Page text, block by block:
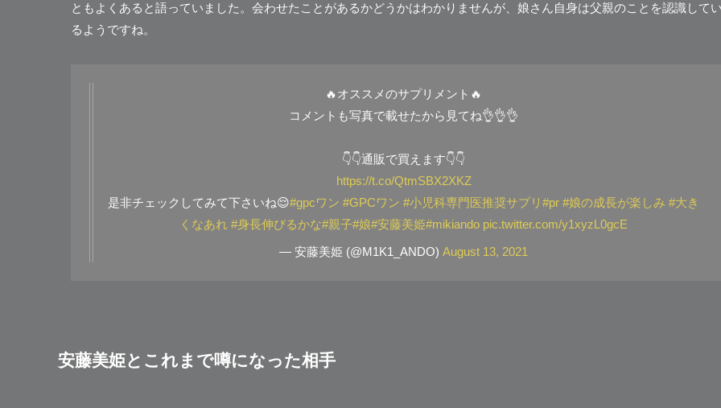
ともよくあると語っていました。会わせたことがあるかどうかはわかりませんが、娘さん自身は父親のことを認識して
るようですね。
🔥オススメのサプリメント🔥
コメントも写真で載せたから見てね👌👌👌
👇👇通販で買えます👇👇
https://t.co/QtmSBX2XKZ
是非チェックしてみて下さいね😌#gpcワン #GPCワン #小児科専門医推奨サプリ #pr #娘の成長が楽しみ #大き
くなあれ #身長伸びるかな#親子#娘#安藤美姫#mikiando pic.twitter.com/y1xyzL0gcE
— 安藤美姫 (@M1K1_ANDO) August 13, 2021
安藤美姫とこれまで噂になった相手